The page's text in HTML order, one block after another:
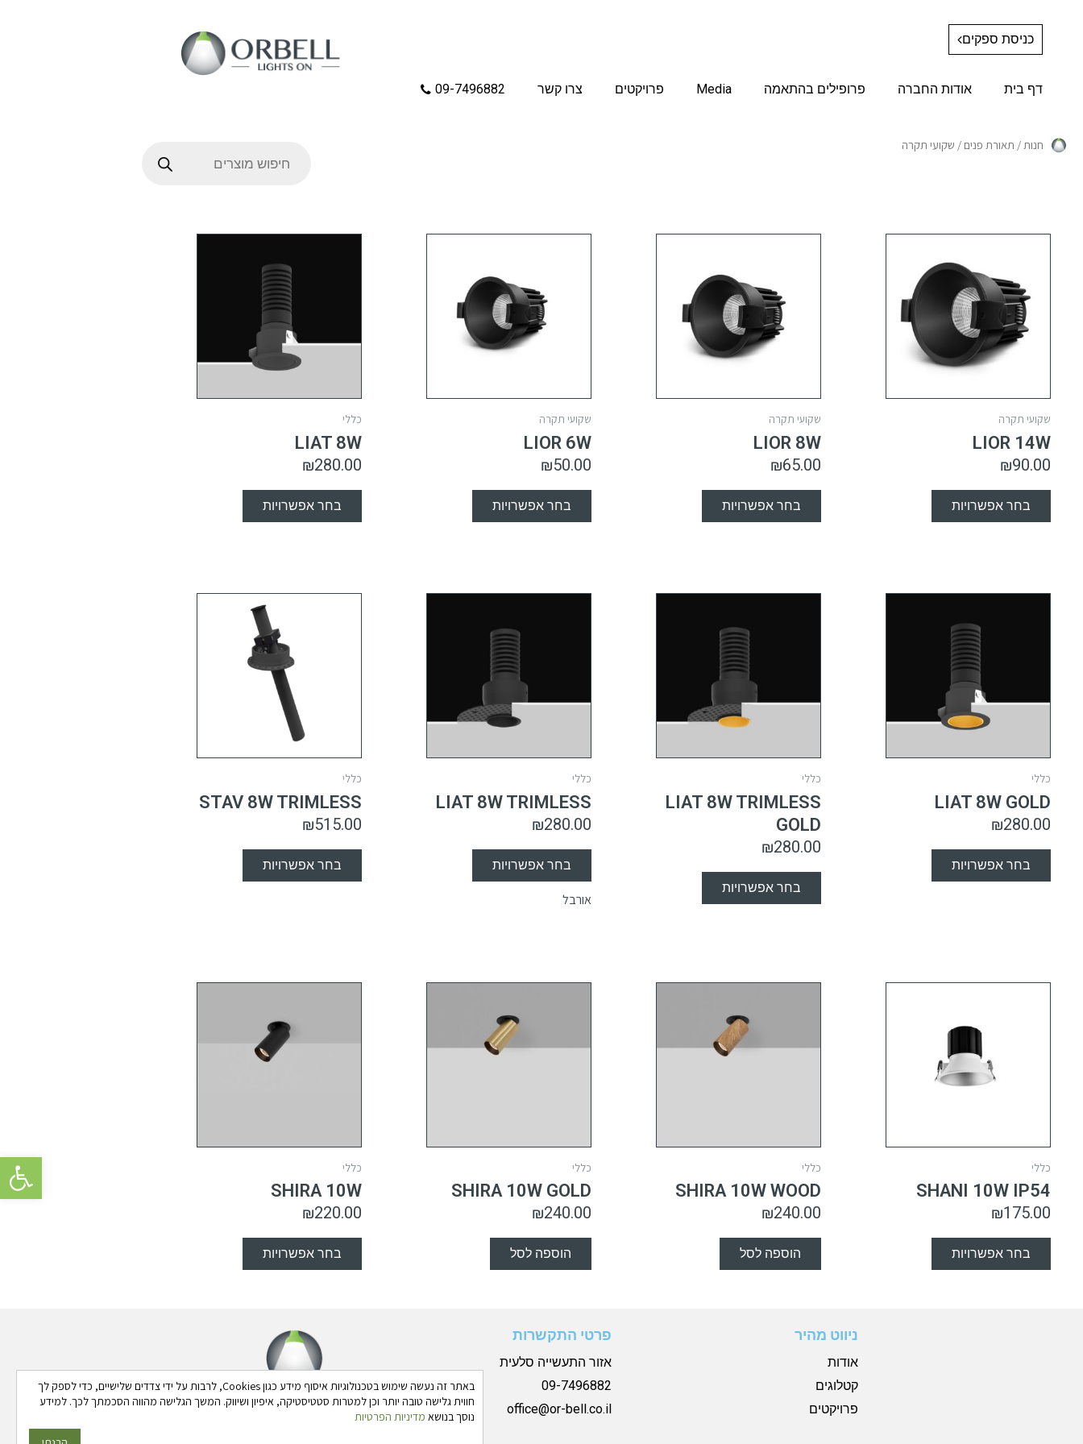
פתח
באתר זה נעשה שימוש בטכנולוגיות איסוף מידע כגון Cookies, לרבות על ידי צדדים שלישיים, כדי לספק לך
חווית גלישה טובה יותר וכן למטרות סטטיסטיקה, איפיון ושיווק. המשך הגלישה מהווה הסכמתך לכך. למידע
נוסך בנושא מדיניות הפרטיות
כניסת ספקים
דף בית אודות החברה פרופילים בהתאמה Media פרויקטים צרו קשר 09-7496882
חנות/ תאורת פנים / שקועי תקרה
שקועי תקרה
LIOR 14W
₪90.00
בחר אפשרויות
שקועי תקרה
LIOR 8W
₪65.00
בחר אפשרויות
שקועי תקרה
LIOR 6W
₪50.00
בחר אפשרויות
כללי
LIAT 8W
₪280.00
בחר אפשרויות
כללי
LIAT 8W GOLD
₪280.00
בחר אפשרויות
כללי
LIAT 8W TRIMLESS
GOLD
₪280.00
בחר אפשרויות
כללי
LIAT 8W TRIMLESS
₪280.00
בחר אפשרויות
אורבל
כללי
STAV 8W TRIMLESS
₪515.00
בחר אפשרויות
כללי
SHANI 10W IP54
₪175.00
בחר אפשרויות
כללי
SHIRA 10W WOOD
₪240.00
הוספה לסל
כללי
SHIRA 10W GOLD
₪240.00
הוספה לסל
כללי
SHIRA 10W
₪220.00
בחר אפשרויות
ניווט מהיר
אודות
קטלוגים
פרויקטים
פרטי התקשרות
אזור התעשייה סלעית
09-7496882
office@or-bell.co.il